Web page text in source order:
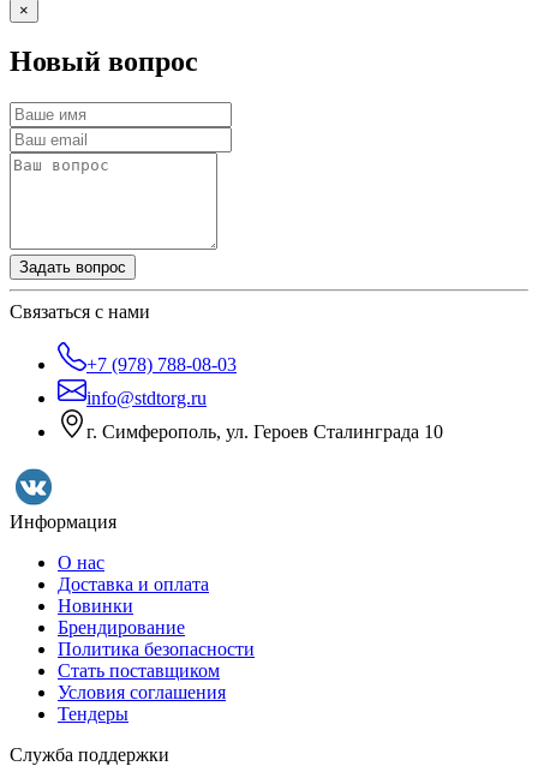
×
Новый вопрос
Задать вопрос
Связаться с нами
+7 (978) 788-08-03
info@stdtorg.ru
г. Симферополь, ул. Героев Сталинграда 10
Информация
О нас
Доставка и оплата
Новинки
Брендирование
Политика безопасности
Стать поставщиком
Условия соглашения
Тендеры
Служба поддержки